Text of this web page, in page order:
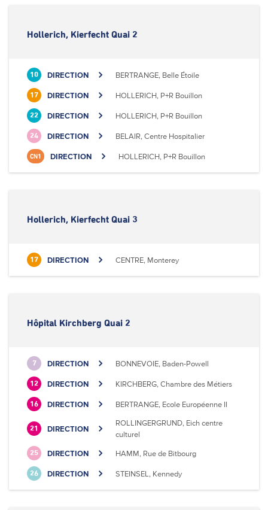
Hollerich, Kierfecht Quai 2
10 DIRECTION BERTRANGE, Belle Étoile
17 DIRECTION HOLLERICH, P+R Bouillon
22 DIRECTION HOLLERICH, P+R Bouillon
24 DIRECTION BELAIR, Centre Hospitalier
CN1 DIRECTION HOLLERICH, P+R Bouillon
Hollerich, Kierfecht Quai 3
17 DIRECTION CENTRE, Monterey
Hôpital Kirchberg Quai 2
7 DIRECTION BONNEVOIE, Baden-Powell
12 DIRECTION KIRCHBERG, Chambre des Métiers
16 DIRECTION BERTRANGE, Ecole Européenne II
21 DIRECTION
ROLLINGERGRUND, Eich centre
culturel
25 DIRECTION HAMM, Rue de Bitbourg
26 DIRECTION STEINSEL, Kennedy